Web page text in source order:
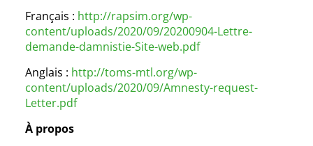
Français : http://rapsim.org/wp-
content/uploads/2020/09/20200904-Lettre-
demande-damnistie-Site-web.pdf
Anglais : http://toms-mtl.org/wp-
content/uploads/2020/09/Amnesty-request-
Letter.pdf
À propos